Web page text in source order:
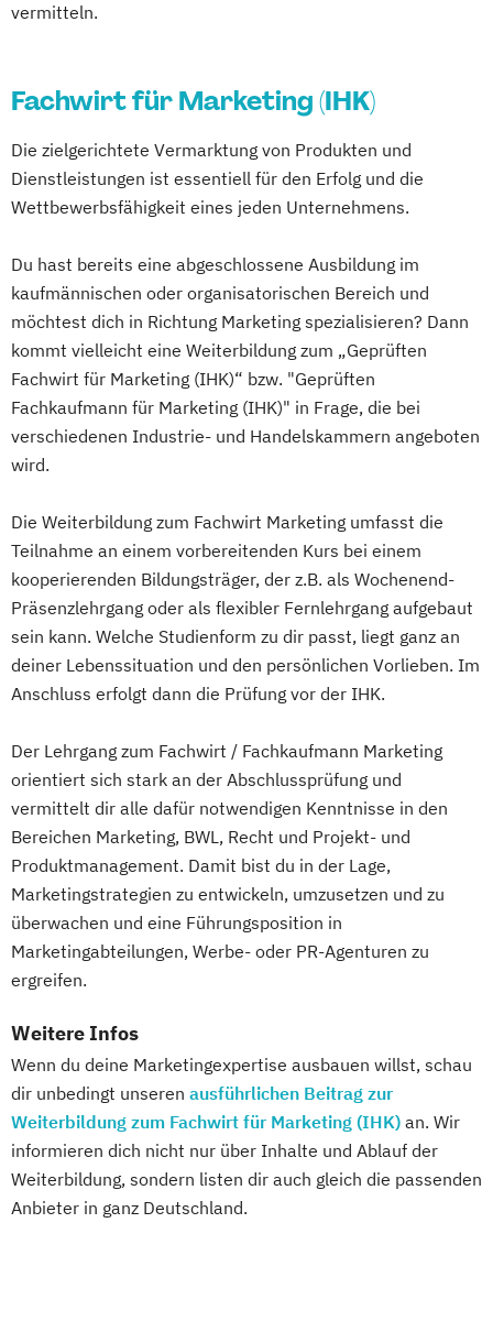
vermitteln.
Fachwirt für Marketing (IHK)
Die zielgerichtete Vermarktung von Produkten und
Dienstleistungen ist essentiell für den Erfolg und die
Wettbewerbsfähigkeit eines jeden Unternehmens.
Du hast bereits eine abgeschlossene Ausbildung im
kaufmännischen oder organisatorischen Bereich und
möchtest dich in Richtung Marketing spezialisieren? Dann
kommt vielleicht eine Weiterbildung zum „Geprüften
Fachwirt für Marketing (IHK)“ bzw. "Geprüften
Fachkaufmann für Marketing (IHK)" in Frage, die bei
verschiedenen Industrie- und Handelskammern angeboten
wird.
Die Weiterbildung zum Fachwirt Marketing umfasst die
Teilnahme an einem vorbereitenden Kurs bei einem
kooperierenden Bildungsträger, der z.B. als Wochenend-
Präsenzlehrgang oder als flexibler Fernlehrgang aufgebaut
sein kann. Welche Studienform zu dir passt, liegt ganz an
deiner Lebenssituation und den persönlichen Vorlieben. Im
Anschluss erfolgt dann die Prüfung vor der IHK.
Der Lehrgang zum Fachwirt / Fachkaufmann Marketing
orientiert sich stark an der Abschlussprüfung und
vermittelt dir alle dafür notwendigen Kenntnisse in den
Bereichen Marketing, BWL, Recht und Projekt- und
Produktmanagement. Damit bist du in der Lage,
Marketingstrategien zu entwickeln, umzusetzen und zu
überwachen und eine Führungsposition in
Marketingabteilungen, Werbe- oder PR-Agenturen zu
ergreifen.
Weitere Infos
Wenn du deine Marketingexpertise ausbauen willst, schau
dir unbedingt unseren ausführlichen Beitrag zur
Weiterbildung zum Fachwirt für Marketing (IHK) an. Wir
informieren dich nicht nur über Inhalte und Ablauf der
Weiterbildung, sondern listen dir auch gleich die passenden
Anbieter in ganz Deutschland.